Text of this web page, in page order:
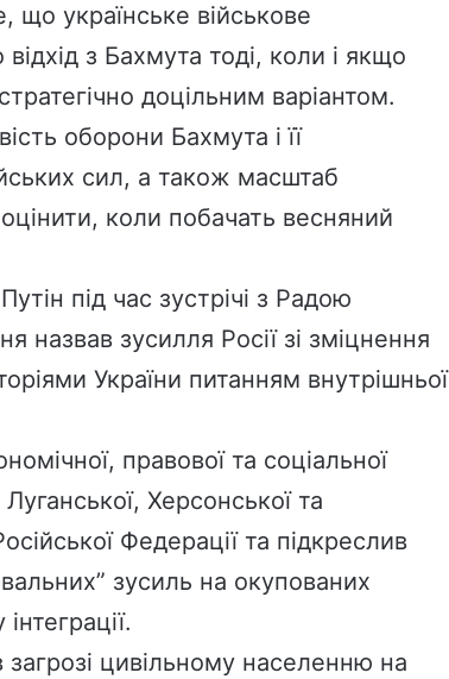
що українське військове
з Бахмута тоді, коли і якщо
доцільним варіантом.
оборони Бахмута і її
сил, а також масштаб
коли побачать весняний
під час зустрічі з Радою
назвав зусилля Росії зі зміцнення
України питанням внутрішньої
правової та соціальної
Херсонської та
Федерації та підкреслив
зусиль на окупованих
загрозі цивільному населенню на